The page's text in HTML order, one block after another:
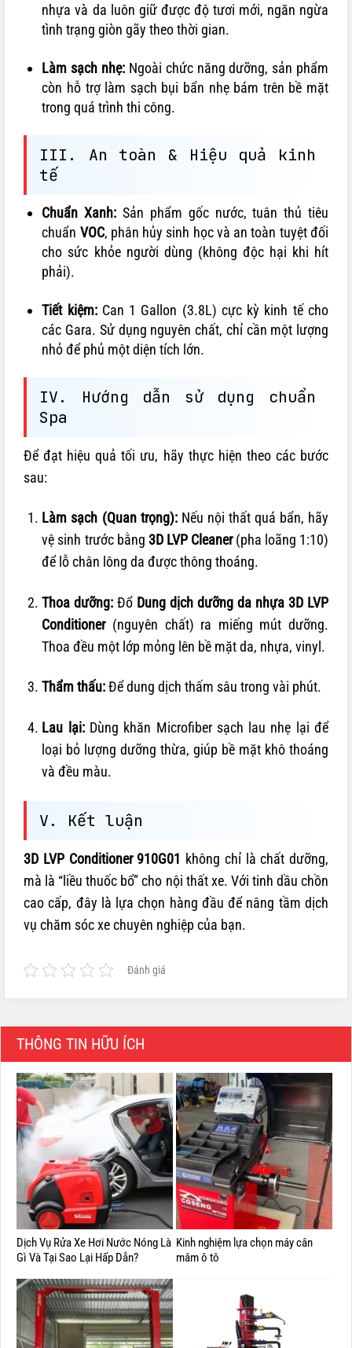
nhựa và da luôn giữ được độ tươi mới, ngăn ngừa
tình trạng giòn gãy theo thời gian.
Làm sạch nhẹ: Ngoài chức năng dưỡng, sản phẩm
còn hỗ trợ làm sạch bụi bẩn nhẹ bám trên bề mặt
trong quá trình thi công.
III. An toàn & Hiệu quả kinh
tế
Chuẩn Xanh: Sản phẩm gốc nước, tuân thủ tiêu
chuẩn VOC, phân hủy sinh học và an toàn tuyệt đối
cho sức khỏe người dùng (không độc hại khi hít
phải).
Tiết kiệm:Can 1 Gallon (3.8L) cực kỳ kinh tế cho
các Gara. Sử dụng nguyên chất, chỉ cần một lượng
nhỏ để phủ một diện tích lớn.
IV. Hướng dẫn sử dụng chuẩn
Spa
Để đạt hiệu quả tối ưu, hãy thực hiện theo các bước
sau:
Làm sạch (Quan trọng):Nếu nội thất quá bẩn, hãy
vệ sinh trước bằng 3D LVP Cleaner(pha loãng 1:10)
để lỗ chân lông da được thông thoáng.
Thoa dưỡng: Đổ Dung dịch dưỡng da nhựa 3D LVP
Conditioner(nguyên chất) ra miếng mút dưỡng.
Thoa đều một lớp mỏng lên bề mặt da, nhựa, vinyl.
Thẩm thấu:Để dung dịch thấm sâu trong vài phút.
Lau lại:Dùng khăn Microfiber sạch lau nhẹ lại để
loại bỏ lượng dưỡng thừa, giúp bề mặt khô thoáng
và đều màu.
V. Kết luận
3D LVP Conditioner 910G01 không chỉ là chất dưỡng,
mà là “liều thuốc bổ” cho nội thất xe. Với tinh dầu chồn
cao cấp, đây là lựa chọn hàng đầu để nâng tầm dịch
vụ chăm sóc xe chuyên nghiệp của bạn.
Đánh giá
THÔNG TIN HỮU ÍCH
Dịch Vụ Rửa Xe Hơi Nước Nóng Là
Gì Và Tại Sao Lại Hấp Dẫn?
Kinh nghiệm lựa chọn máy cân
mâm ô tô